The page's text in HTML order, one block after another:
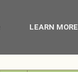
LEARN MORE